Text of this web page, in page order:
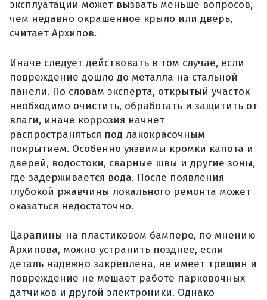
эксплуатации может вызвать меньше вопросов,
чем недавно окрашенное крыло или дверь,
считает Архипов.
Иначе следует действовать в том случае, если
повреждение дошло до металла на стальной
панели. По словам эксперта, открытый участок
необходимо очистить, обработать и защитить от
влаги, иначе коррозия начнет
распространяться под лакокрасочным
покрытием. Особенно уязвимы кромки капота и
дверей, водостоки, сварные швы и другие зоны,
где задерживается вода. После появления
глубокой ржавчины локального ремонта может
оказаться недостаточно.
Царапины на пластиковом бампере, по мнению
Архипова, можно устранить позднее, если
деталь надежно закреплена, не имеет трещин и
повреждение не мешает работе парковочных
датчиков и другой электроники. Однако